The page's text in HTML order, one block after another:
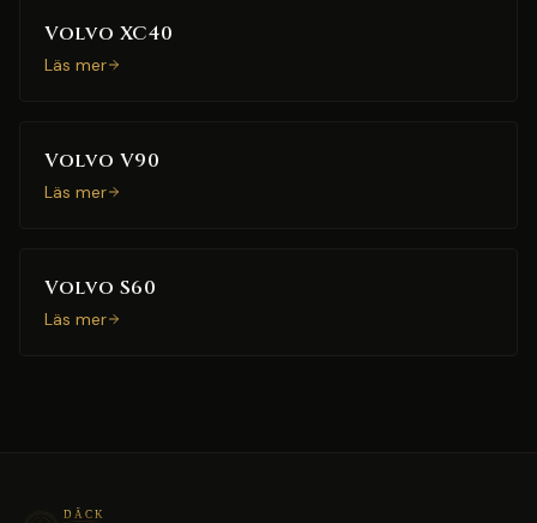
Volvo XC40
Läs mer
Volvo V90
Läs mer
Volvo S60
Läs mer